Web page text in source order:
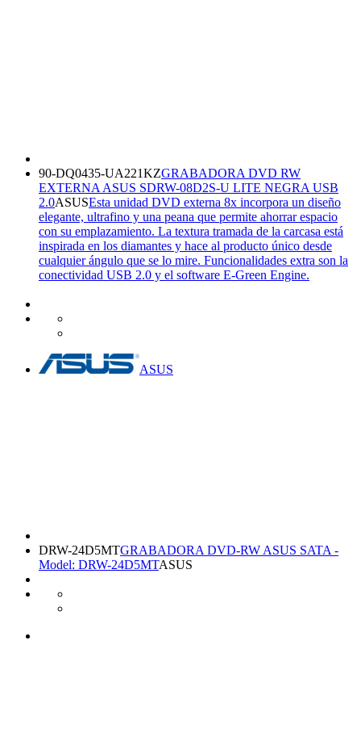
90-DQ0435-UA221KZGRABADORA DVD RW
EXTERNA ASUS SDRW-08D2S-U LITE NEGRA USB
2.0ASUSEsta unidad DVD externa 8x incorpora un diseño
elegante, ultrafino y una peana que permite ahorrar espacio
con su emplazamiento. La textura tramada de la carcasa está
inspirada en los diamantes y hace al producto único desde
cualquier ángulo que se lo mire. Funcionalidades extra son la
conectividad USB 2.0 y el software E-Green Engine.
ASUS
DRW-24D5MTGRABADORA DVD-RW ASUS SATA -
Model: DRW-24D5MTASUS